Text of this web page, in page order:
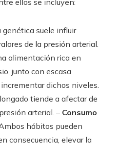
genética suele influir
de la presión arterial.
alimentación rica en
junto con escasa
dichos niveles.
tiende a afectar de
arterial. – Consumo
hábitos pueden
consecuencia, elevar la